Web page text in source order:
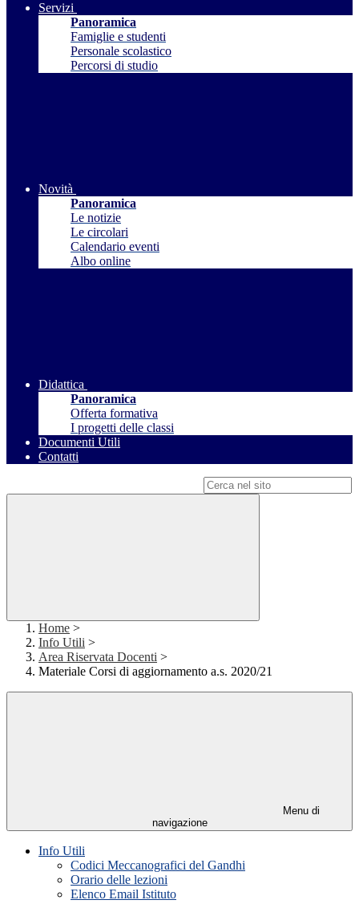
Servizi
Panoramica
Famiglie e studenti
Personale scolastico
Percorsi di studio
Novità
Panoramica
Le notizie
Le circolari
Calendario eventi
Albo online
Didattica
Panoramica
Offerta formativa
I progetti delle classi
Documenti Utili
Contatti
Home >
Info Utili >
Area Riservata Docenti >
Materiale Corsi di aggiornamento a.s. 2020/21
Menu di
navigazione
Info Utili
Codici Meccanografici del Gandhi
Orario delle lezioni
Elenco Email Istituto